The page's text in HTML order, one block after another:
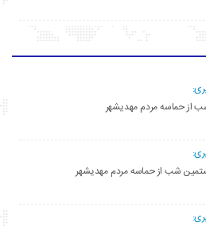
از حماسه مردم مهدیشهر
شب از حماسه مردم مهدیشهر